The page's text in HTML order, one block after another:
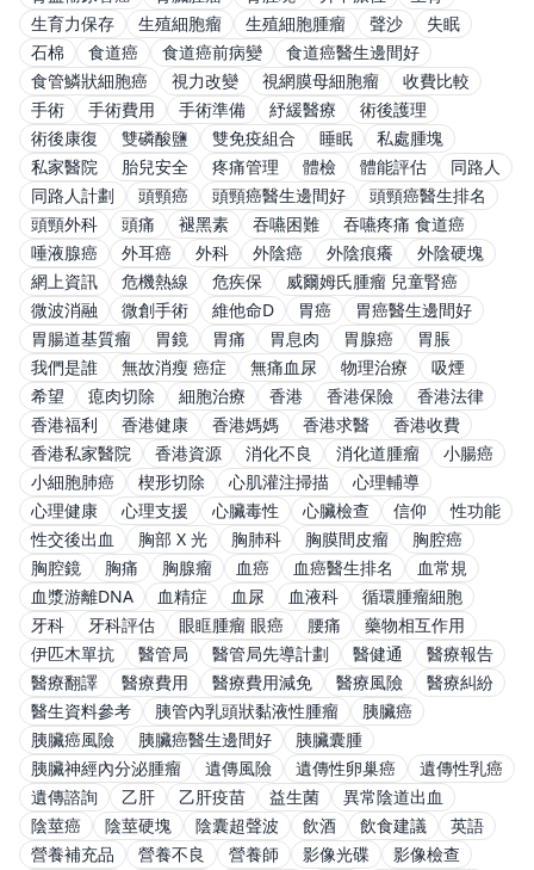
生育力保存
生殖細胞瘤 生殖細胞腫瘤 聲沙
失眠
石棉
食道癌 食道癌前病變
食道癌醫生邊間好
食管鱗狀細胞癌
視力改變 視網膜母細胞瘤
收費比較
手術
手術費用 手術準備 紓緩醫療
術後護理
術後康復
雙磷酸鹽 雙免疫組合 睡眠
私處腫塊
私家醫院
胎兒安全 疼痛管理 體檢 體能評估
同路人
同路人計劃
頭頸癌 頭頸癌醫生邊間好
頭頸癌醫生排名
頭頸外科
頭痛 褪黑素 吞嚥困難
吞嚥疼痛 食道癌
唾液腺癌
外耳癌 外科 外陰癌 外陰痕癢
外陰硬塊
網上資訊
危機熱線 危疾保
威爾姆氏腫瘤 兒童腎癌
微波消融
微創手術 維他命D 胃癌
胃癌醫生邊間好
胃腸道基質瘤
胃鏡 胃痛 胃息肉 胃腺癌
胃脹
我們是誰
無故消瘦 癌症 無痛血尿 物理治療
吸煙
希望
瘜肉切除 細胞治療 香港 香港保險
香港法律
香港福利
香港健康 香港媽媽 香港求醫
香港收費
香港私家醫院
香港資源 消化不良 消化道腫瘤
小腸癌
小細胞肺癌
楔形切除 心肌灌注掃描
心理輔導
心理健康
心理支援 心臟毒性 心臟檢查 信仰
性功能
性交後出血
胸部 X 光 胸肺科 胸膜間皮瘤
胸腔癌
胸腔鏡
胸痛 胸腺瘤 血癌 血癌醫生排名
血常規
血漿游離DNA
血精症 血尿 血液科
循環腫瘤細胞
牙科
牙科評估 眼眶腫瘤 眼癌 腰痛
藥物相互作用
伊匹木單抗
醫管局 醫管局先導計劃 醫健通
醫療報告
醫療翻譯
醫療費用 醫療費用減免 醫療風險
醫療糾紛
醫生資料參考
胰管內乳頭狀黏液性腫瘤
胰臟癌
胰臟癌風險
胰臟癌醫生邊間好
胰臟囊腫
胰臟神經內分泌腫瘤
遺傳風險 遺傳性卵巢癌
遺傳性乳癌
遺傳諮詢
乙肝 乙肝疫苗 益生菌
異常陰道出血
陰莖癌
陰莖硬塊 陰囊超聲波 飲酒 飲食建議
英語
營養補充品
營養不良 營養師 影像光碟
影像檢查